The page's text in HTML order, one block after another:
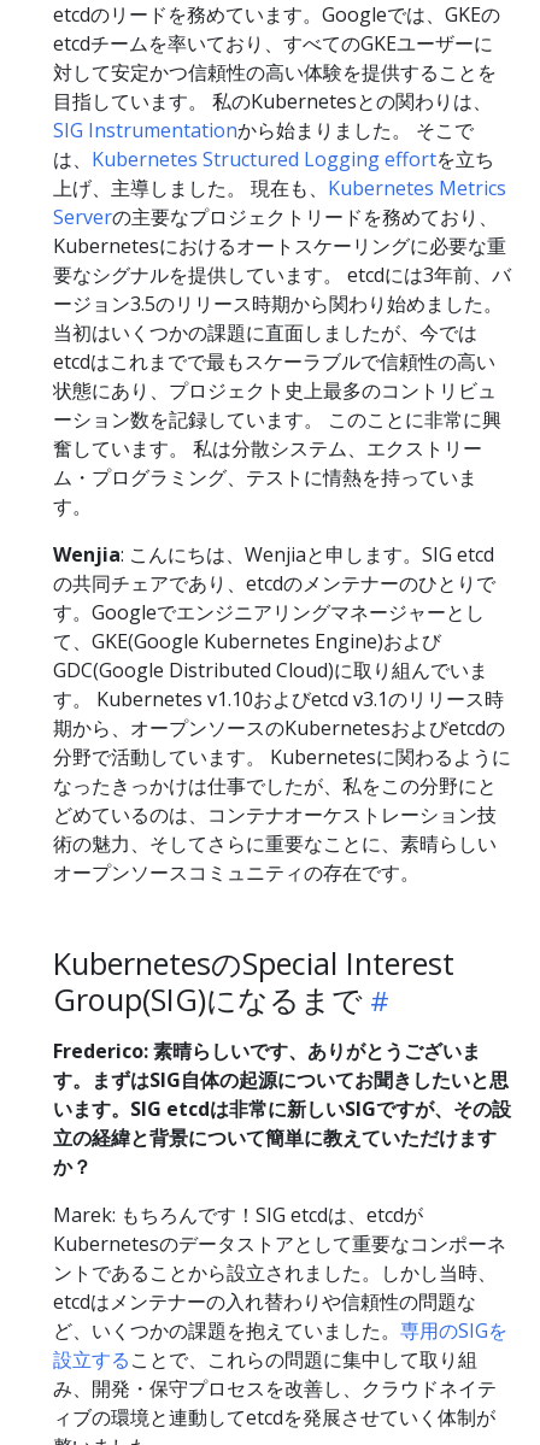
etcdのリードを務めています。Googleでは、GKEの
etcdチームを率いており、すべてのGKEユーザーに
対して安定かつ信頼性の高い体験を提供することを
目指しています。 私のKubernetesとの関わりは、
SIG Instrumentationから始まりました。 そこで
は、 Kubernetes Structured Logging effortを立ち
上げ、主導しました。 現在も、 Kubernetes Metrics
Serverの主要なプロジェクトリードを務めており、
Kubernetesにおけるオートスケーリングに必要な重
要なシグナルを提供しています。 etcdには3年前、バ
ージョン3.5のリリース時期から関わり始めました。
当初はいくつかの課題に直面しましたが、今では
etcdはこれまでで最もスケーラブルで信頼性の高い
状態にあり、プロジェクト史上最多のコントリビュ
ーション数を記録しています。 このことに非常に興
奮しています。 私は分散システム、エクストリー
ム・プログラミング、テストに情熱を持っていま
す。
Wenjia: こんにちは、Wenjiaと申します。SIG etcd
の共同チェアであり、etcdのメンテナーのひとりで
す。Googleでエンジニアリングマネージャーとし
て、GKE(Google Kubernetes Engine)および
GDC(Google Distributed Cloud)に取り組んでいま
す。 Kubernetes v1.10およびetcd v3.1のリリース時
期から、オープンソースのKubernetesおよびetcdの
分野で活動しています。 Kubernetesに関わるように
なったきっかけは仕事でしたが、私をこの分野にと
どめているのは、コンテナオーケストレーション技
術の魅力、そしてさらに重要なことに、素晴らしい
オープンソースコミュニティの存在です。
KubernetesのSpecial Interest
Group(SIG)になるまで
Frederico: 素晴らしいです、ありがとうございま
す。まずはSIG自体の起源についてお聞きしたいと思
います。SIG etcdは非常に新しいSIGですが、その設
立の経緯と背景について簡単に教えていただけます
か？
Marek: もちろんです！SIG etcdは、etcdが
Kubernetesのデータストアとして重要なコンポーネ
ントであることから設立されました。しかし当時、
etcdはメンテナーの入れ替わりや信頼性の問題な
ど、いくつかの課題を抱えていました。 専用のSIGを
設立することで、これらの問題に集中して取り組
み、開発・保守プロセスを改善し、クラウドネイテ
ィブの環境と連動してetcdを発展させていく体制が